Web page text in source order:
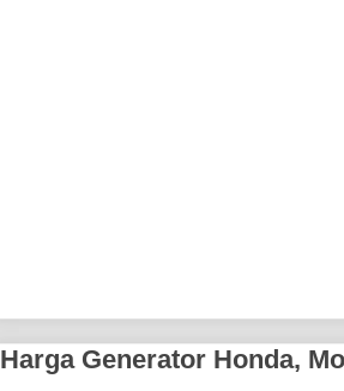
Harga Generator Honda,